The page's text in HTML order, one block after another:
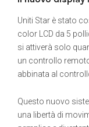
Uniti Star è stato
color LCD da 5
si attiverà solo
un controllo
abbinata al
Questo nuovo
una libertà di